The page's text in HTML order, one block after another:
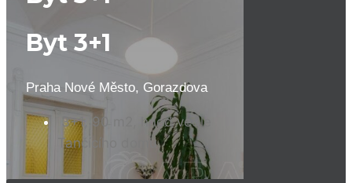
Byt 3+1
Praha Nové Město, Gorazdova
3+1, 90 m2, hned vedle
Tančícího domu